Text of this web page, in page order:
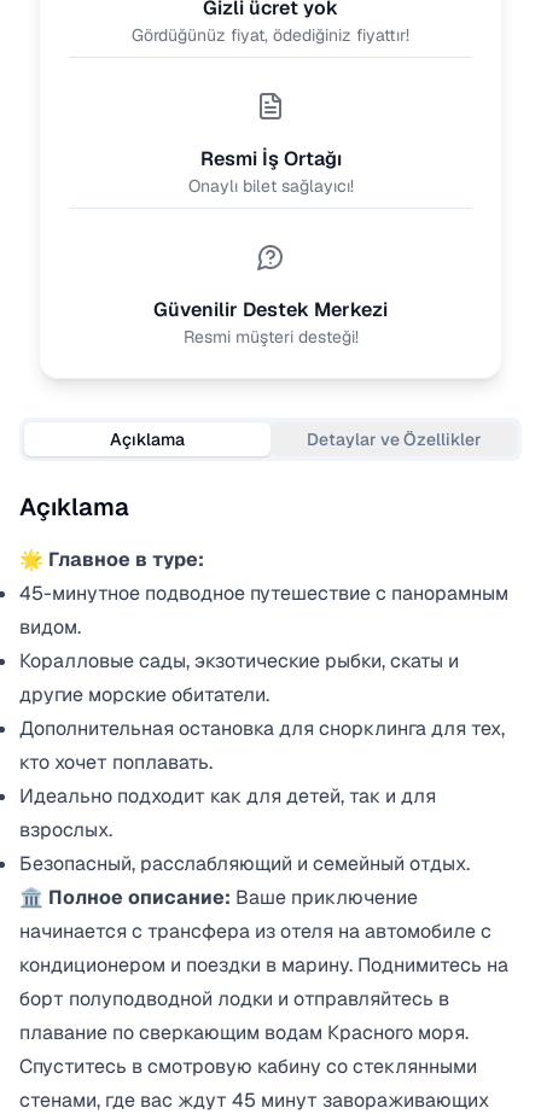
Gizli ücret yok
Gördüğünüz fiyat, ödediğiniz fiyattır!
Resmi İş Ortağı
Onaylı bilet sağlayıcı!
Güvenilir Destek Merkezi
Resmi müşteri desteği!
Açıklama Detaylar ve Özellikler
Açıklama
🌟 Главное в туре:
45-минутное подводное путешествие с панорамным
видом.
Коралловые сады, экзотические рыбки, скаты и
другие морские обитатели.
Дополнительная остановка для снорклинга для тех,
кто хочет поплавать.
Идеально подходит как для детей, так и для
взрослых.
Безопасный, расслабляющий и семейный отдых.
🏛️ Полное описание: Ваше приключение
начинается с трансфера из отеля на автомобиле с
кондиционером и поездки в марину. Поднимитесь на
борт полуподводной лодки и отправляйтесь в
плавание по сверкающим водам Красного моря.
Спуститесь в смотровую кабину со стеклянными
стенами, где вас ждут 45 минут завораживающих